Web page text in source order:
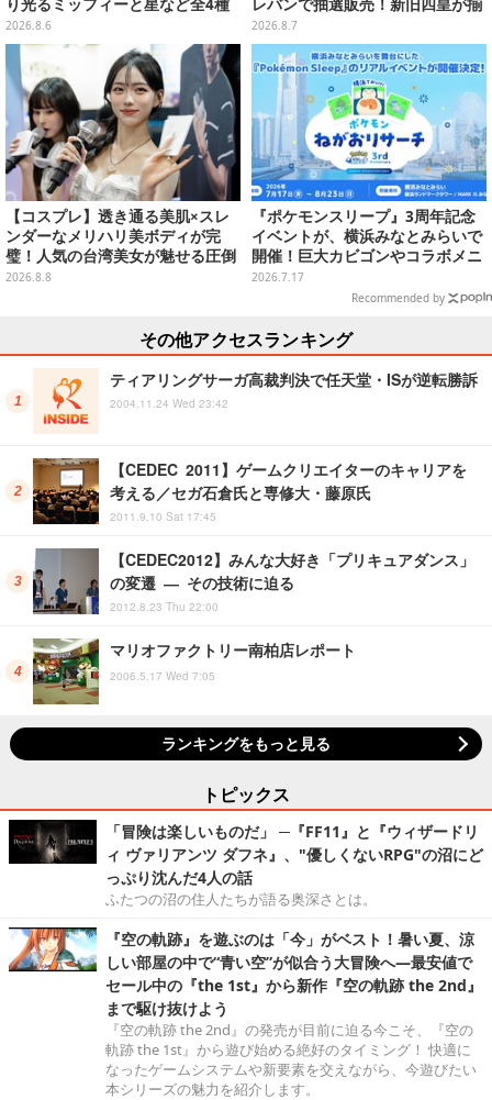
り光るミッフィーと星など全4種
ラインナップ
2026.8.6
レバンで抽選販売！新旧四皇が揃
い踏み、刃牙作者が描く「カイド
ウ」も
2026.8.7
【コスプレ】透き通る美肌×スレ
ンダーなメリハリ美ボディが完
璧！人気の台湾美女が魅せる圧倒
的オーラと華やかな笑顔が眩しい
2026.8.8
『ポケモンスリープ』3周年記念
イベントが、横浜みなとみらいで
開催！巨大カビゴンやコラボメニ
ューなど限定企画がいっぱい
2026.7.17
Recommended by
その他アクセスランキング
ティアリングサーガ高裁判決で任天堂・ISが逆転勝訴
2004.11.24 Wed 23:42
【CEDEC 2011】ゲームクリエイターのキャリアを
考える／セガ石倉氏と専修大・藤原氏
2011.9.10 Sat 17:45
【CEDEC2012】みんな大好き「プリキュアダンス」
の変遷 ― その技術に迫る
2012.8.23 Thu 22:00
マリオファクトリー南柏店レポート
2006.5.17 Wed 7:05
ランキングをもっと見る
トピックス
「冒険は楽しいものだ」 ─『FF11』と『ウィザードリ
ィ ヴァリアンツ ダフネ』、"優しくないRPG"の沼にど
っぷり沈んだ4人の話
ふたつの沼の住人たちが語る奥深さとは。
『空の軌跡』を遊ぶのは「今」がベスト！暑い夏、涼
しい部屋の中で“青い空”が似合う大冒険へ―最安値で
セール中の『the 1st』から新作『空の軌跡 the 2nd』
まで駆け抜けよう
『空の軌跡 the 2nd』の発売が目前に迫る今こそ、『空の
軌跡 the 1st』から遊び始める絶好のタイミング！ 快適に
なったゲームシステムや新要素を交えながら、今遊びたい
本シリーズの魅力を紹介します。